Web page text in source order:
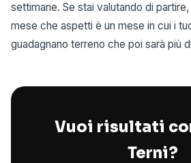
settimane. Se stai valutando di
mese che aspetti è un mese in cui i
guadagnano terreno che poi sarà più
Vuoi risultati
Terni?